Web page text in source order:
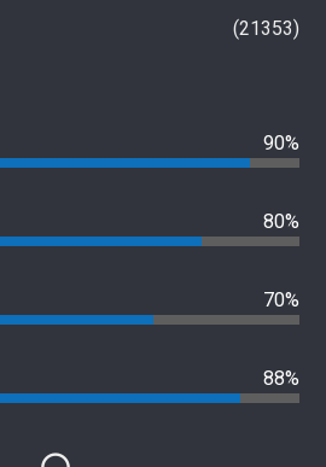
21353
90%
80%
70%
88%